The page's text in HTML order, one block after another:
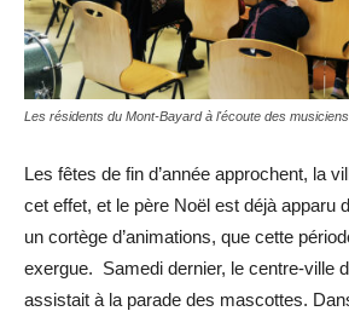
Les résidents du Mont-Bayard à l'écoute des
Les fêtes de fin d’année approchent, la
cet effet, et le père Noël est déjà apparu
un cortège d’animations, que cette
exergue. Samedi dernier, le centre-ville
assistait à la parade des mascottes.